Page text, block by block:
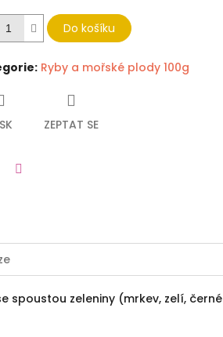
Do košíku
: Ryby a mořské plody 100g
ZEPTAT SE
spoustou zeleniny (mrkev, zelí, černé